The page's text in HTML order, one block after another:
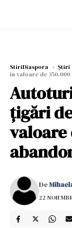
StiriDiaspora › Știri
în valoare de
țigări
valoare
De
22